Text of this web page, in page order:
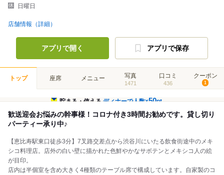
日曜日
店舗情報（詳細）
アプリで開く アプリで保存
トップ 座席 メニュー 写真
1471
口コミ
436
クーポン
1
貯まる・使えるディナーで人数×50pt
歓送迎会お悩みの幹事様！コロナ付き3時間お勧めです。貸し切り
パーティー承り中♪
【恵比寿駅東口徒歩3分】7叉路交差点から渋谷川にいたる飲食街途中のメキ
シコ料理店。店外の白い壁に描かれた色鮮やかなサボテンとメキシコ人の絵
が目印。
店内は半個室を含め大きく4種類のテーブル席で構成しています。自家製のコ